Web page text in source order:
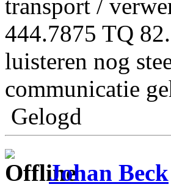
transport /
444.7875 TQ
luisteren nog
communicatie
Gelogd
Johan Beck